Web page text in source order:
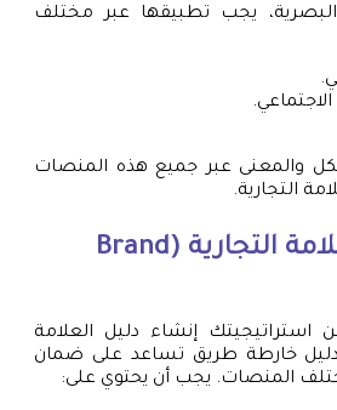
البصرية، يجب تطبيقها عبر مختلف
والمعنى عبر جميع هذه المنصات
التجارية.
إنشاء دليل العلامة التجارية (Brand
استراتيجيتك إنشاء دليل العلامة
الدليل خارطة طريق تساعد على ضمان
المنصات. يجب أن يحتوي على: